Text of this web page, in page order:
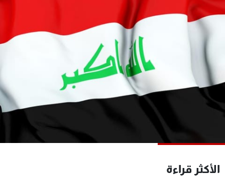
الأكثر قراءة
منوعات
كأس العالم
البرامج
جدول البرامج
شاهد البرامج
لاعلاناتكم